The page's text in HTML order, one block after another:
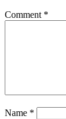
Comment *
Name *